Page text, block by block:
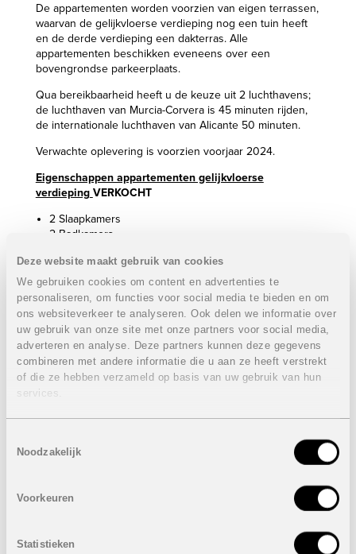
Deze website maakt gebruik van cookies
We gebruiken cookies om content en advertenties te
personaliseren, om functies voor social media te bieden en om
ons websiteverkeer te analyseren. Ook delen we informatie over
uw gebruik van onze site met onze partners voor social media,
adverteren en analyse. Deze partners kunnen deze gegevens
combineren met andere informatie die u aan ze heeft verstrekt
of die ze hebben verzameld op basis van uw gebruik van hun
services.
Noodzakelijk
Voorkeuren
Statistieken
De appartementen worden voorzien van eigen terrassen,
waarvan de gelijkvloerse verdieping nog een tuin heeft
en de derde verdieping een dakterras. Alle
appartementen beschikken eveneens over een
bovengrondse parkeerplaats.
Qua bereikbaarheid heeft u de keuze uit 2 luchthavens;
de luchthaven van Murcia-Corvera is 45 minuten rijden,
de internationale luchthaven van Alicante 50 minuten.
Verwachte oplevering is voorzien voorjaar 2024.
Eigenschappen appartementen gelijkvloerse
verdieping VERKOCHT
2 Slaapkamers
2 Badkamers
Oppervlakte terras: 10 m² of 13 m²
Tuin: van 39 m² tot 174 m²
Eigenschappen laatste beschikbare appartement
eerste verdieping Prijzen:VERKOCHT
2 Slaapkamers
2 Badkamers
Bebouwde oppervlakte: 87 m²
Oppervlakte terras: 10 m²
Eigenschappen appartementen tweede verdieping
2 Slaapkamers
Oppervlakte terras: 10 m² of 12 m²
Prijzen:
VERKOCHT